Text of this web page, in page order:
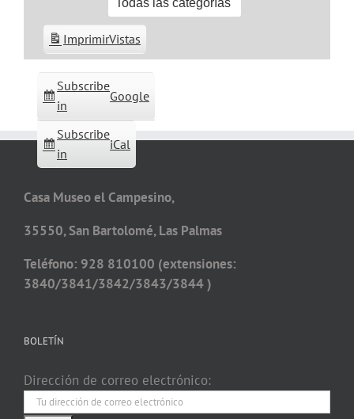
Todas las categorías
Subscribe
in
Google
Subscribe
in
iCal
ImprimirVistas
Casa Museo el Campesino,
35550, San Bartolomé, Las Palmas
Teléfono: 928 810100 (extensiones:
3840/3841/3842/3843/3844 )
BOLETÍN
Dirección de correo electrónico: